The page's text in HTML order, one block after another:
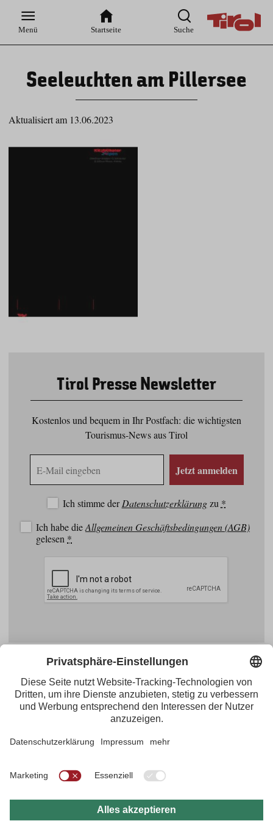
Hauptnavigation
Inhaltsbereich
Menü Startseite Suche
Seeleuchten am Pillersee
Aktualisiert am 13.06.2023
Tirol Presse Newsletter
Kostenlos und bequem in Ihr Postfach: die wichtigsten
Tourismus-News aus Tirol
Mail
Jetzt anmelden
Ich stimme derDatenschutzerklärungzu *
Ich habe dieAllgemeinen Geschäftsbedingungen (AGB)
gelesen *
Tirol Werbung
Maria-Theresien-Straße 55 · 6020 Innsbruck
+43.512.5320-656· presse@tirol.at
RSS-Feeds
Impressum
Datenschutzerklärung
Barrierefreiheitserklärung
Instagram